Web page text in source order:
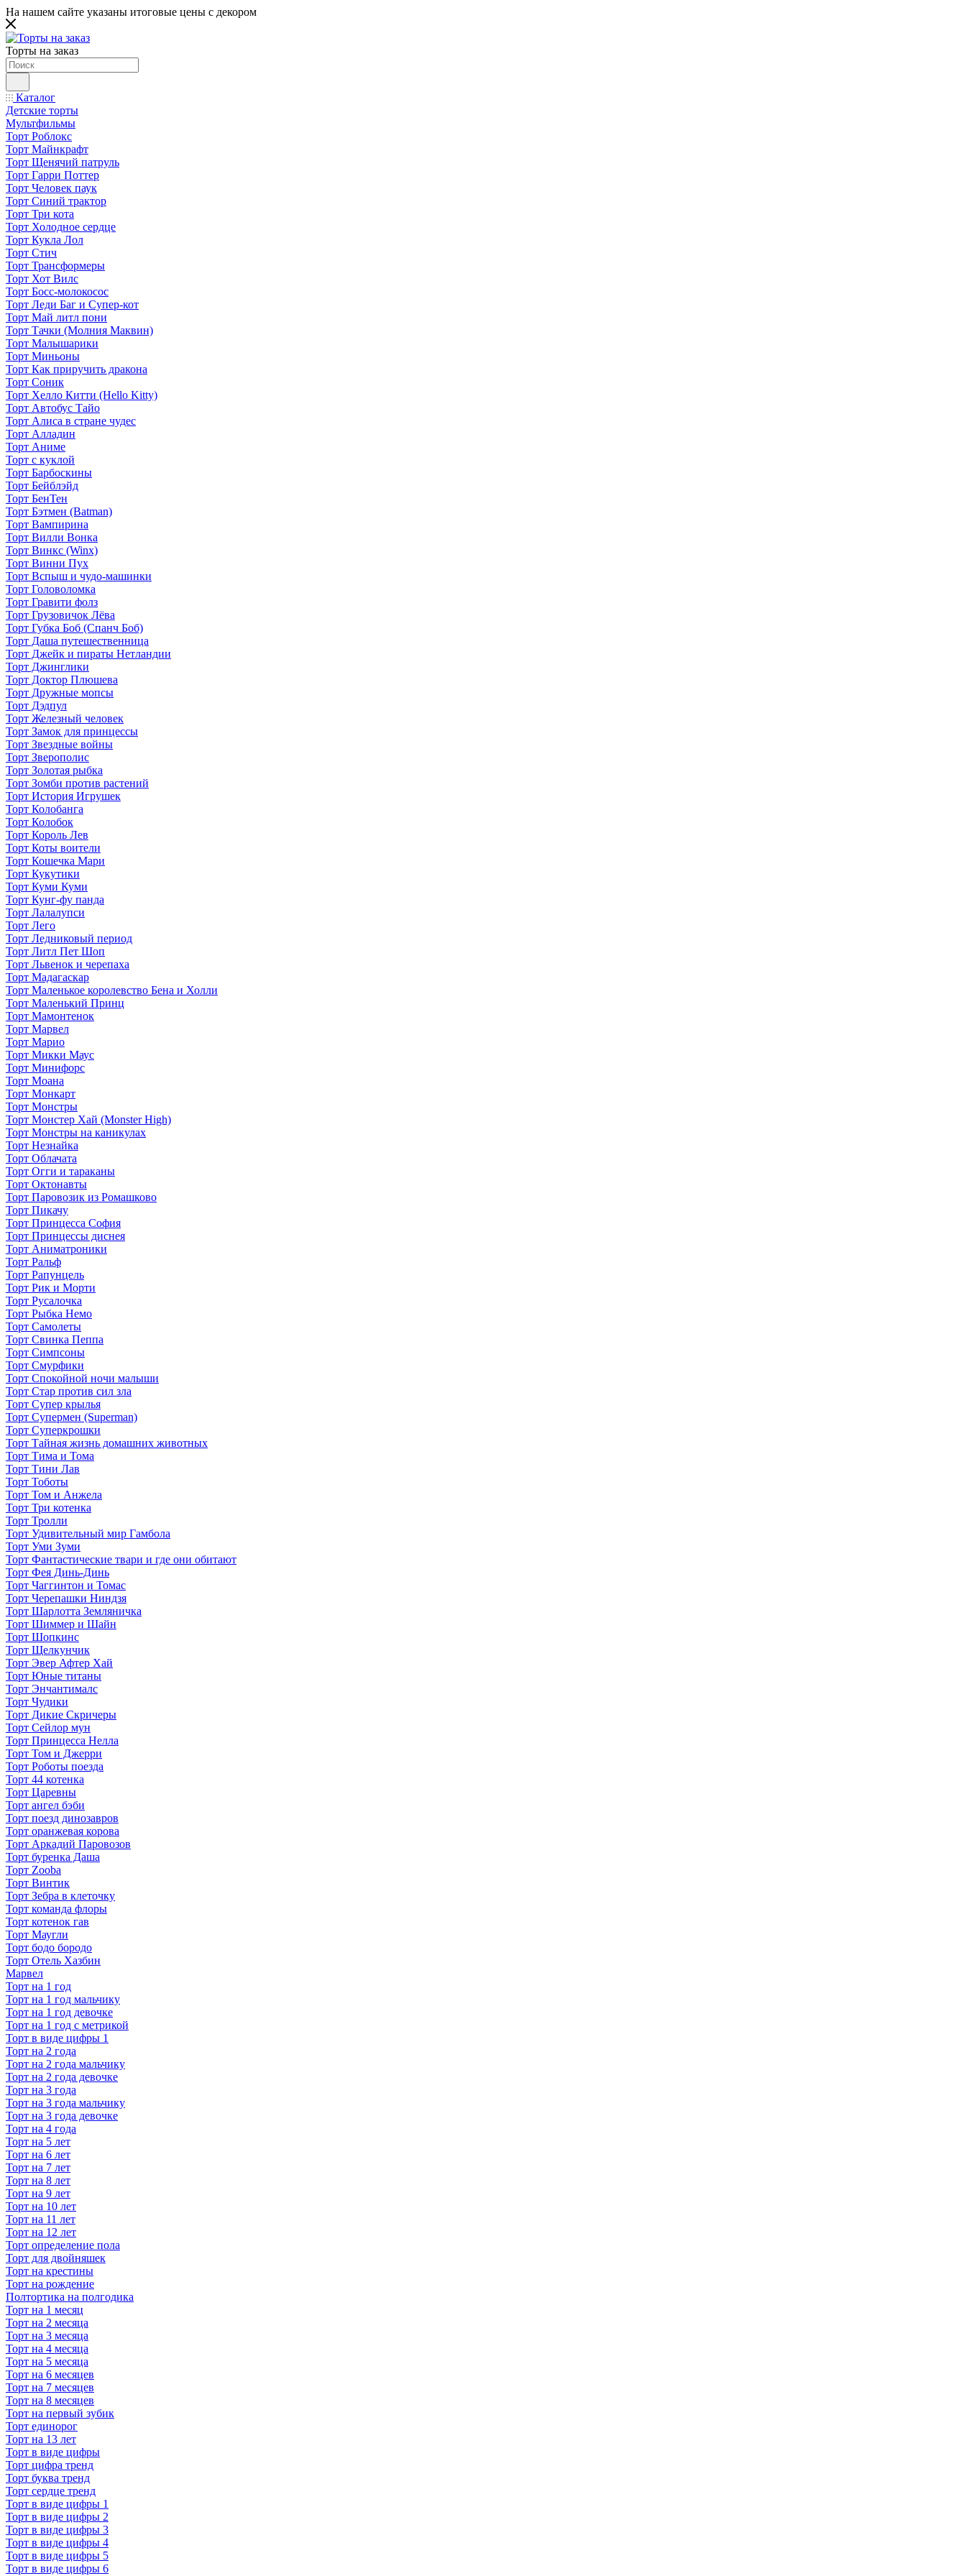
На нашем сайте указаны итоговые цены с декором
Торты на заказ
Каталог
Детские торты
Мультфильмы
Торт Роблокс
Торт Майнкрафт
Торт Щенячий патруль
Торт Гарри Поттер
Торт Человек паук
Торт Синий трактор
Торт Три кота
Торт Холодное сердце
Торт Кукла Лол
Торт Стич
Торт Трансформеры
Торт Хот Вилс
Торт Босс-молокосос
Торт Леди Баг и Супер-кот
Торт Май литл пони
Торт Тачки (Молния Маквин)
Торт Малышарики
Торт Миньоны
Торт Как приручить дракона
Торт Соник
Торт Хелло Китти (Hello Kitty)
Торт Автобус Тайо
Торт Алиса в стране чудес
Торт Алладин
Торт Аниме
Торт с куклой
Торт Барбоскины
Торт Бейблэйд
Торт БенТен
Торт Бэтмен (Batman)
Торт Вампирина
Торт Вилли Вонка
Торт Винкс (Winx)
Торт Винни Пух
Торт Вспыш и чудо-машинки
Торт Головоломка
Торт Гравити фолз
Торт Грузовичок Лёва
Торт Губка Боб (Спанч Боб)
Торт Даша путешественница
Торт Джейк и пираты Нетландии
Торт Джинглики
Торт Доктор Плюшева
Торт Дружные мопсы
Торт Дэдпул
Торт Железный человек
Торт Замок для принцессы
Торт Звездные войны
Торт Зверополис
Торт Золотая рыбка
Торт Зомби против растений
Торт История Игрушек
Торт Колобанга
Торт Колобок
Торт Король Лев
Торт Коты воители
Торт Кошечка Мари
Торт Кукутики
Торт Куми Куми
Торт Кунг-фу панда
Торт Лалалупси
Торт Лего
Торт Ледниковый период
Торт Литл Пет Шоп
Торт Львенок и черепаха
Торт Мадагаскар
Торт Маленькое королевство Бена и Холли
Торт Маленький Принц
Торт Мамонтенок
Торт Марвел
Торт Марио
Торт Микки Маус
Торт Минифорс
Торт Моана
Торт Монкарт
Торт Монстры
Торт Монстер Хай (Monster High)
Торт Монстры на каникулах
Торт Незнайка
Торт Облачата
Торт Огги и тараканы
Торт Октонавты
Торт Паровозик из Ромашково
Торт Пикачу
Торт Принцесса София
Торт Принцессы диснея
Торт Аниматроники
Торт Ральф
Торт Рапунцель
Торт Рик и Морти
Торт Русалочка
Торт Рыбка Немо
Торт Самолеты
Торт Свинка Пеппа
Торт Симпсоны
Торт Смурфики
Торт Спокойной ночи малыши
Торт Стар против сил зла
Торт Супер крылья
Торт Супермен (Superman)
Торт Суперкрошки
Торт Тайная жизнь домашних животных
Торт Тима и Тома
Торт Тини Лав
Торт Тоботы
Торт Том и Анжела
Торт Три котенка
Торт Тролли
Торт Удивительный мир Гамбола
Торт Уми Зуми
Торт Фантастические твари и где они обитают
Торт Фея Динь-Динь
Торт Чаггинтон и Томас
Торт Черепашки Ниндзя
Торт Шарлотта Земляничка
Торт Шиммер и Шайн
Торт Шопкинс
Торт Щелкунчик
Торт Эвер Афтер Хай
Торт Юные титаны
Торт Энчантималс
Торт Чудики
Торт Дикие Скричеры
Торт Сейлор мун
Торт Принцесса Нелла
Торт Том и Джерри
Торт Роботы поезда
Торт 44 котенка
Торт Царевны
Торт ангел бэби
Торт поезд динозавров
Торт оранжевая корова
Торт Аркадий Паровозов
Торт буренка Даша
Торт Zooba
Торт Винтик
Торт Зебра в клеточку
Торт команда флоры
Торт котенок гав
Торт Маугли
Торт бодо бородо
Торт Отель Хазбин
Марвел
Торт на 1 год
Торт на 1 год мальчику
Торт на 1 год девочке
Торт на 1 год с метрикой
Торт в виде цифры 1
Торт на 2 года
Торт на 2 года мальчику
Торт на 2 года девочке
Торт на 3 года
Торт на 3 года мальчику
Торт на 3 года девочке
Торт на 4 года
Торт на 5 лет
Торт на 6 лет
Торт на 7 лет
Торт на 8 лет
Торт на 9 лет
Торт на 10 лет
Торт на 11 лет
Торт на 12 лет
Торт определение пола
Торт для двойняшек
Торт на крестины
Торт на рождение
Полтортика на полгодика
Торт на 1 месяц
Торт на 2 месяца
Торт на 3 месяца
Торт на 4 месяца
Торт на 5 месяца
Торт на 6 месяцев
Торт на 7 месяцев
Торт на 8 месяцев
Торт на первый зубик
Торт единорог
Торт на 13 лет
Торт в виде цифры
Торт цифра тренд
Торт буква тренд
Торт сердце тренд
Торт в виде цифры 1
Торт в виде цифры 2
Торт в виде цифры 3
Торт в виде цифры 4
Торт в виде цифры 5
Торт в виде цифры 6